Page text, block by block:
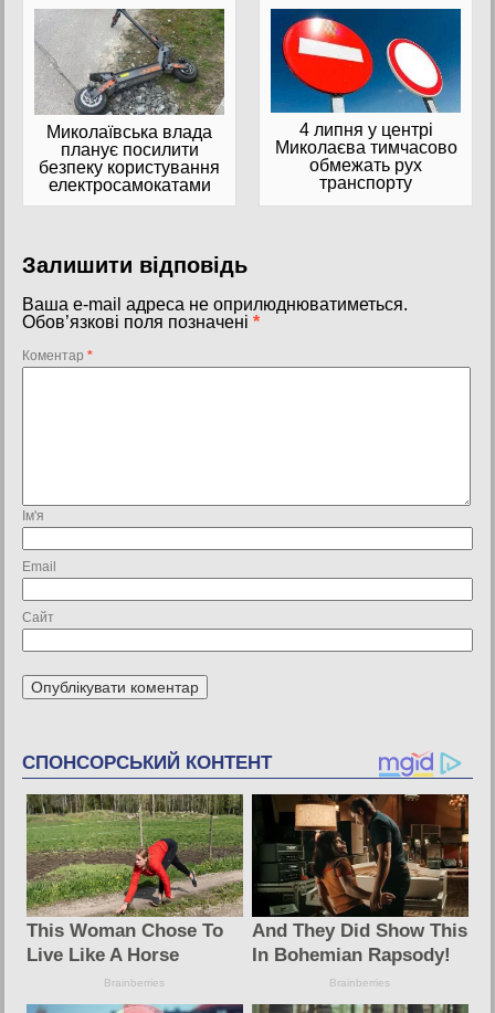
Миколаївська влада
планує посилити
безпеку користування
електросамокатами
4 липня у центрі
Миколаєва тимчасово
обмежать рух
транспорту
Залишити відповідь
Ваша e-mail адреса не оприлюднюватиметься.
Обов’язкові поля позначені *
Коментар *
Ім'я
Email
Сайт